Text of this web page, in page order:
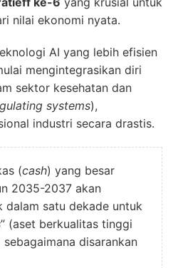
nilai ekonomi nyata.
AI yang lebih efisien
mengintegrasikan diri
sektor kesehatan dan
systems),
industri secara drastis.
(cash) yang besar
2035-2037 akan
dalam satu dekade untuk
” (aset berkualitas tinggi
disarankan